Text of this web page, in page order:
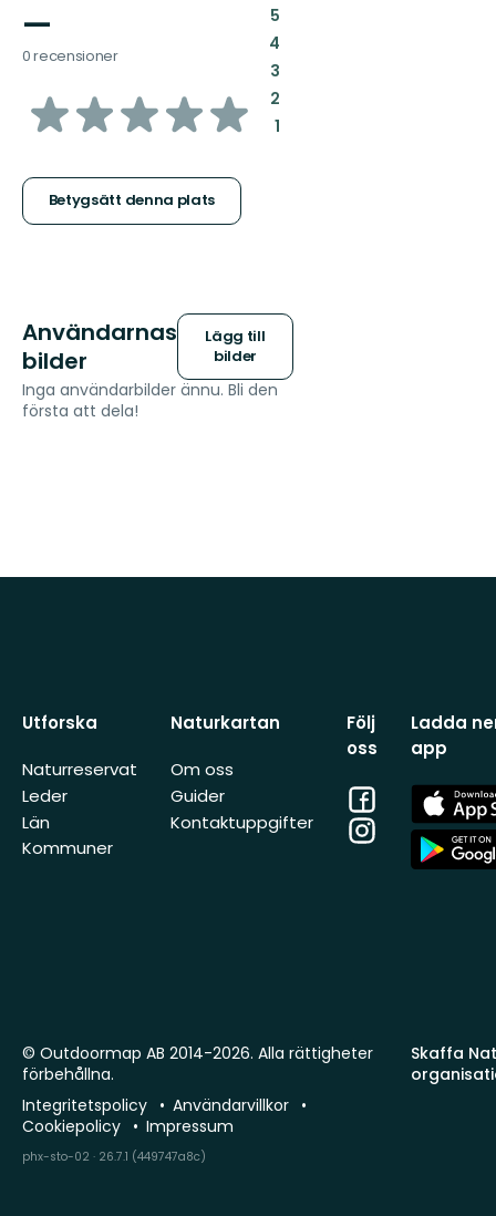
—
0 recensioner
av
stjärnor
Betygsätt denna plats
5:
4:
3:
2:
1:
Användarnas
bilder
Lägg till
bilder
Inga användarbilder ännu. Bli den
första att dela!
Utforska
Naturreservat
Leder
Län
Kommuner
Naturkartan
Om oss
Guider
Kontaktuppgifter
Följ
oss
Facebook
Instagram
Ladda
app
App
Store
App
Store
Skaffa
© Outdoormap AB 2014-2026. Alla rättigheter
förbehållna.
Integritetspolicy
Användarvillkor
Cookiepolicy
Impressum
phx-sto-02 · 26.7.1 (449747a8c)